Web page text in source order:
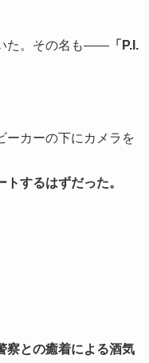
た。その名も―― 「P.I.
ーカーの下にカメラを
するはずだった。
察との癒着による酒気